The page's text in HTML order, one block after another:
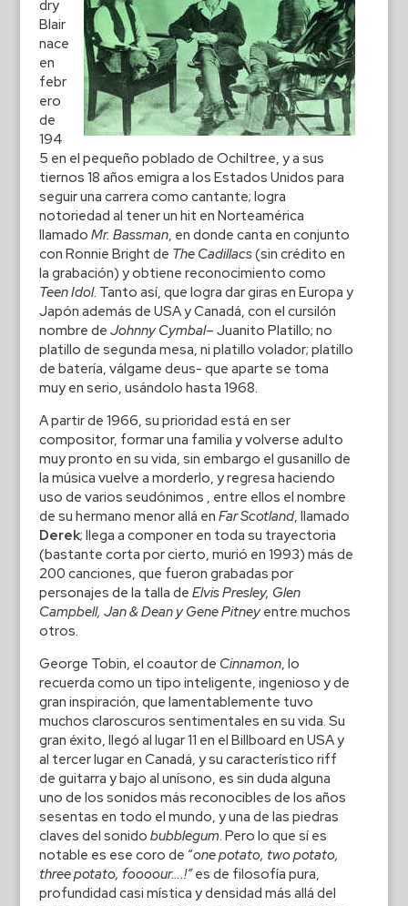
dry
Blair
nace
en
febr
ero
de
194
5 en el pequeño poblado de Ochiltree, y a sus
tiernos 18 años emigra a los Estados Unidos para
seguir una carrera como cantante; logra
notoriedad al tener un hit en Norteamérica
llamado Mr. Bassman, en donde canta en conjunto
con Ronnie Bright de The Cadillacs(sin crédito en
la grabación) y obtiene reconocimiento como
Teen Idol. Tanto así, que logra dar giras en Europa y
Japón además de USA y Canadá, con el cursilón
nombre de Johnny Cymbal– Juanito Platillo; no
platillo de segunda mesa, ni platillo volador; platillo
de batería, válgame deus- que aparte se toma
muy en serio, usándolo hasta 1968.
A partir de 1966, su prioridad está en ser
compositor, formar una familia y volverse adulto
muy pronto en su vida, sin embargo el gusanillo de
la música vuelve a morderlo, y regresa haciendo
uso de varios seudónimos , entre ellos el nombre
de su hermano menor allá en Far Scotland, llamado
Derek; llega a componer en toda su trayectoria
(bastante corta por cierto, murió en 1993) más de
200 canciones, que fueron grabadas por
personajes de la talla de Elvis Presley, Glen
Campbell, Jan & Dean y Gene Pitneyentre muchos
otros.
George Tobin, el coautor de Cinnamon, lo
recuerda como un tipo inteligente, ingenioso y de
gran inspiración, que lamentablemente tuvo
muchos claroscuros sentimentales en su vida. Su
gran éxito, llegó al lugar 11 en el Billboard en USA y
al tercer lugar en Canadá, y su característico riff
de guitarra y bajo al unísono, es sin duda alguna
uno de los sonidos más reconocibles de los años
sesentas en todo el mundo, y una de las piedras
claves del sonido bubblegum. Pero lo que sí es
notable es ese coro de “one potato, two potato,
three potato, foooour….!”es de filosofía pura,
profundidad casi mística y densidad más allá del